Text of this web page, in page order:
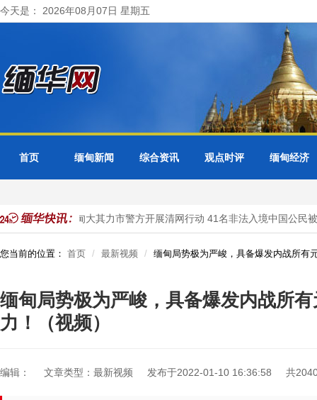
今天是： 2026年08月07日 星期五
首页 缅甸新闻 综合资讯 观点时评 缅甸经济
受理 缅甸大其力市警方开展清网行动 41名非法入境中国公民被
您当前的位置： 首页 最新视频 缅甸局势极为严峻，具备爆发内战所有
缅甸局势极为严峻，具备爆发内战所
力！（视频）
编辑： 文章类型：最新视频 发布于2022-01-10 16:36:58 共